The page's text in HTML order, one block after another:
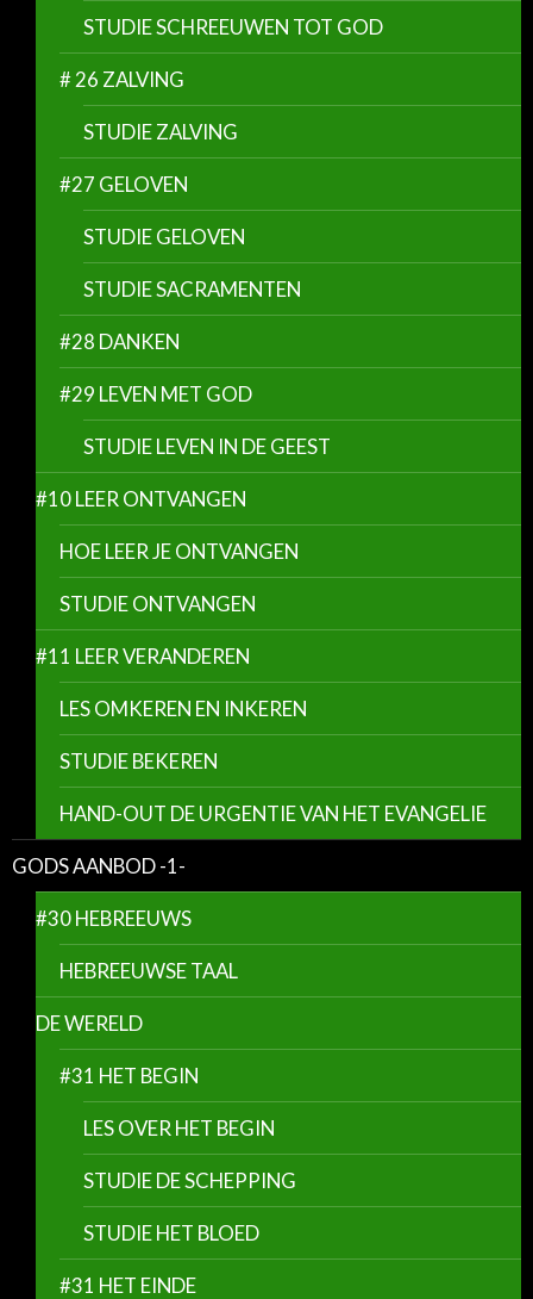
STUDIE SCHREEUWEN TOT GOD
# 26 ZALVING
STUDIE ZALVING
#27 GELOVEN
STUDIE GELOVEN
STUDIE SACRAMENTEN
#28 DANKEN
#29 LEVEN MET GOD
STUDIE LEVEN IN DE GEEST
#10 LEER ONTVANGEN
HOE LEER JE ONTVANGEN
STUDIE ONTVANGEN
#11 LEER VERANDEREN
LES OMKEREN EN INKEREN
STUDIE BEKEREN
HAND-OUT DE URGENTIE VAN HET EVANGELIE
GODS AANBOD -1-
#30 HEBREEUWS
HEBREEUWSE TAAL
DE WERELD
#31 HET BEGIN
LES OVER HET BEGIN
STUDIE DE SCHEPPING
STUDIE HET BLOED
#31 HET EINDE